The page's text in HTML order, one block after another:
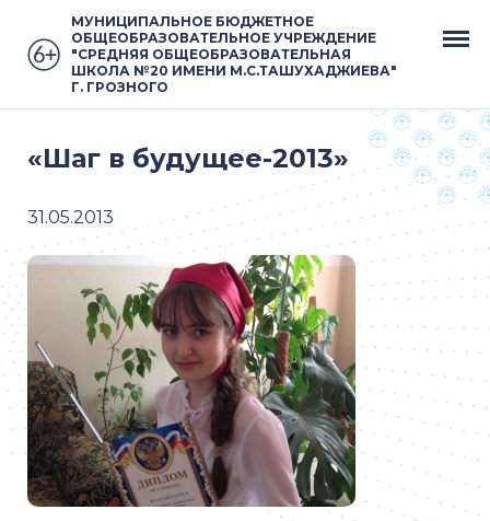
МУНИЦИПАЛЬНОЕ БЮДЖЕТНОЕ
ОБЩЕОБРАЗОВАТЕЛЬНОЕ УЧРЕЖДЕНИЕ
"СРЕДНЯЯ ОБЩЕОБРАЗОВАТЕЛЬНАЯ
ШКОЛА №20 ИМЕНИ М.С.ТАШУХАДЖИЕВА"
Г. ГРОЗНОГО
«Шаг в будущее-2013»
31.05.2013